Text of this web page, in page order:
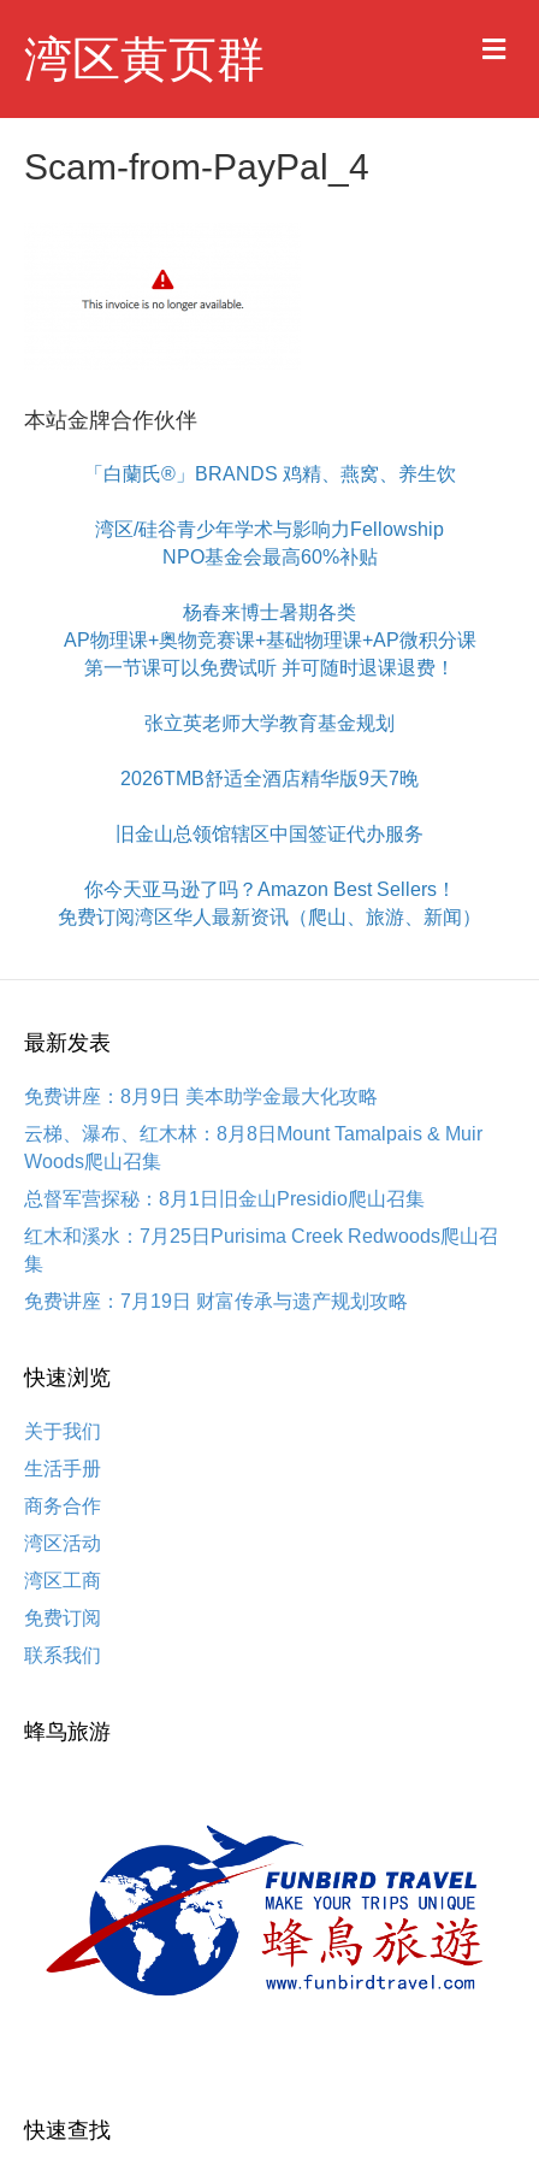
湾区黄页群 M
e
u
Scam-from-PayPal_4
本站金牌合作伙伴
「白蘭氏®」BRANDS 鸡精、燕窝、养生饮
湾区/硅谷青少年学术与影响力Fellowship
NPO基金会最高60%补贴
杨春来博士暑期各类
AP物理课+奥物竞赛课+基础物理课+AP微积分课
第一节课可以免费试听 并可随时退课退费！
张立英老师大学教育基金规划
2026TMB舒适全酒店精华版9天7晚
旧金山总领馆辖区中国签证代办服务
你今天亚马逊了吗？Amazon Best Sellers！
免费订阅湾区华人最新资讯（爬山、旅游、新闻）
最新发表
免费讲座：8月9日 美本助学金最大化攻略
云梯、瀑布、红木林：8月8日Mount Tamalpais & Muir
Woods爬山召集
总督军营探秘：8月1日旧金山Presidio爬山召集
红木和溪水：7月25日Purisima Creek Redwoods爬山召
集
免费讲座：7月19日 财富传承与遗产规划攻略
快速浏览
关于我们
生活手册
商务合作
湾区活动
湾区工商
免费订阅
联系我们
蜂鸟旅游
快速查找